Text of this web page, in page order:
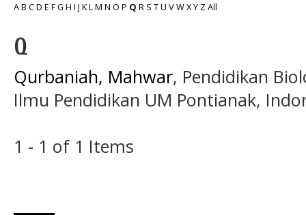
AB CD E FG H I J KLM N O P Q R S TU VWXY ZAll
Q
Qurbaniah, Mahwar, Pendidikan
Ilmu Pendidikan UM Pontianak,
1 - 1 of 1 Items